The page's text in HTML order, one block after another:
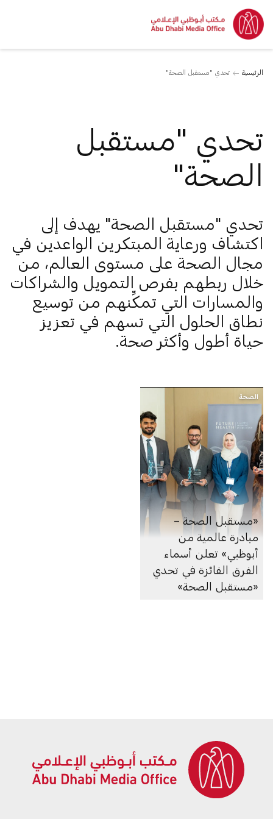
الرئيسية تحدي "مستقبل الصحة"
تحدي "مستقبل
الصحة"
تحدي "مستقبل الصحة" يهدف إلى
اكتشاف ورعاية المبتكرين الواعدين في
مجال الصحة على مستوى العالم، من
خلال ربطهم بفرص التمويل والشراكات
والمسارات التي تمكِّنهم من توسيع
نطاق الحلول التي تسهم في تعزيز
حياة أطول وأكثر صحة.
الصحة
«مستقبل الصحة –
مبادرة عالمية من
أبوظبي» تعلن أسماء
الفرق الفائزة في تحدي
«مستقبل الصحة»